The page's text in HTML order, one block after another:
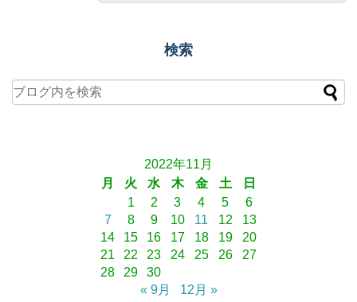
検索
2022年11月
月
火 水 木 金 土
日
1
2 3 4 5
6
7
8 9 10 11 12
13
14
15 16 17 18 19
20
21
22 23 24 25 26
27
28
29
30
« 9月
12月 »